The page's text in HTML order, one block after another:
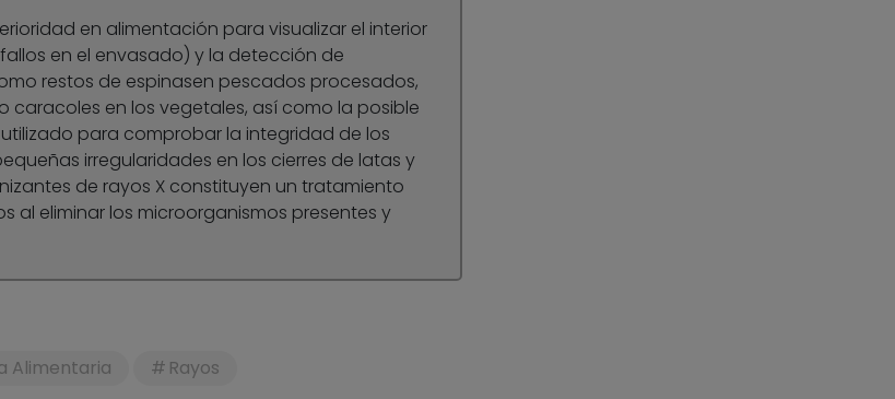
en alimentación para visualizar el interior
en el envasado) y la detección de
restos de espinasen pescados procesados,
caracoles en los vegetales, así como la posible
para comprobar la integridad de los
irregularidades en los cierres de latas y
de rayos X constituyen un tratamiento
al eliminar los microorganismos presentes y
Alimentaria
Rayos